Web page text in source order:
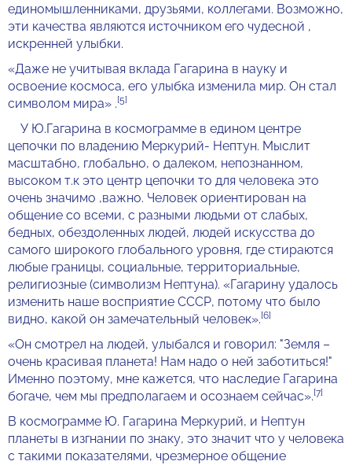
единомышленниками, друзьями, коллегами. Возможно,
эти качества являются источником его чудесной ,
искренней улыбки.
«Даже не учитывая вклада Гагарина в науку и
освоение космоса, его улыбка изменила мир. Он стал
символом мира» .[5]
У Ю.Гагарина в космограмме в едином центре
цепочки по владению Меркурий- Нептун. Мыслит
масштабно, глобально, о далеком, непознанном,
высоком т.к это центр цепочки то для человека это
очень значимо ,важно. Человек ориентирован на
общение со всеми, с разными людьми от слабых,
бедных, обездоленных людей, людей искусства до
самого широкого глобального уровня, где стираются
любые границы, социальные, территориальные,
религиозные (символизм Нептуна). «Гагарину удалось
изменить наше восприятие СССР, потому что было
видно, какой он замечательный человек».[6]
«Он смотрел на людей, улыбался и говорил: "Земля –
очень красивая планета! Нам надо о ней заботиться!"
Именно поэтому, мне кажется, что наследие Гагарина
богаче, чем мы предполагаем и осознаем сейчас».[7]
В космограмме Ю. Гагарина Меркурий, и Нептун
планеты в изгнании по знаку, это значит что у человека
с такими показателями, чрезмерное общение